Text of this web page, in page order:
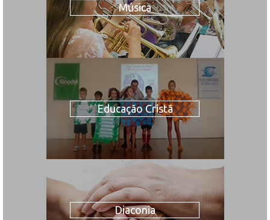
Música
Educação Cristã
Diaconia